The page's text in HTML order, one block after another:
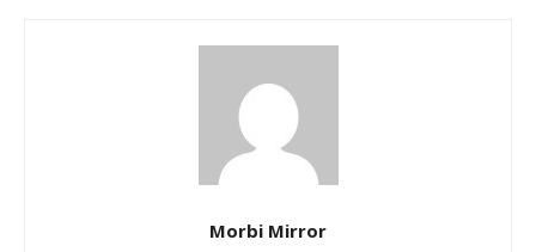
Morbi Mirror